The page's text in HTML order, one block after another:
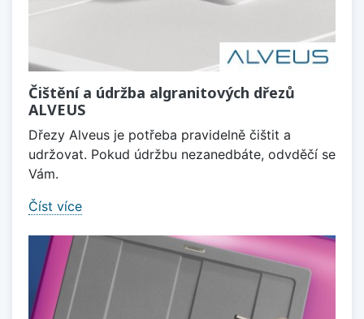
Čištění a údržba algranitových dřezů
ALVEUS
Dřezy Alveus je potřeba pravidelně čištit a
udržovat. Pokud údržbu nezanedbáte, odvděčí se
Vám.
Číst více